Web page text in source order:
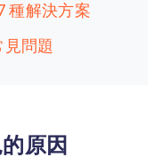
種解決方案
問題
原因